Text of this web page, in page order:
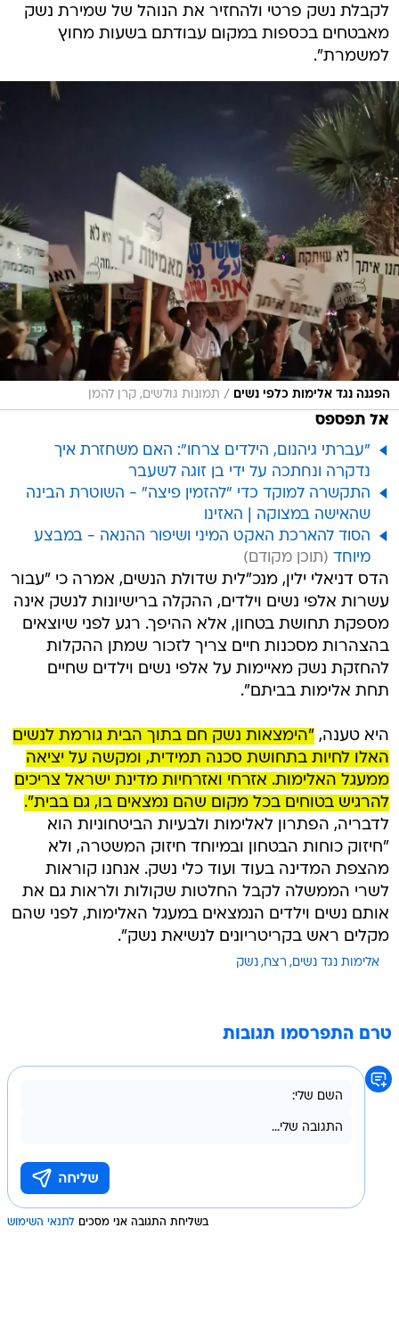
לקבלת נשק פרטי ולהחזיר את הנוהל של שמירת נשק
מאבטחים בכספות במקום עבודתם בשעות מחוץ
למשמרת".
הפגנה נגד אלימות כלפי נשים / תמונות גולשים, קרן להמן
אל תפספס
"עברתי גיהנום, הילדים צרחו": האם משחזרת איך
נדקרה ונחתכה על ידי בן זוגה לשעבר
התקשרה למוקד כדי "להזמין פיצה" - השוטרת הבינה
שהאישה במצוקה | האזינו
הסוד להארכת האקט המיני ושיפור ההנאה - במבצע
מיוחד
הדס דניאלי ילין, מנכ"לית שדולת הנשים, אמרה כי "עבור
עשרות אלפי נשים וילדים, ההקלה ברישיונות לנשק אינה
מספקת תחושת בטחון, אלא ההיפך. רגע לפני שיוצאים
בהצהרות מסכנות חיים צריך לזכור שמתן ההקלות
להחזקת נשק מאיימות על אלפי נשים וילדים שחיים
תחת אלימות בביתם".
היא טענה, "הימצאות נשק חם בתוך הבית גורמת לנשים
האלו לחיות בתחושת סכנה תמידית, ומקשה על יציאה
ממעגל האלימות. אזרחי ואזרחיות מדינת ישראל צריכים
להרגיש בטוחים בכל מקום שהם נמצאים בו, גם בבית".
לדבריה, הפתרון לאלימות ולבעיות הביטחוניות הוא
"חיזוק כוחות הבטחון ובמיוחד חיזוק המשטרה, ולא
מהצפת המדינה בעוד ועוד כלי נשק. אנחנו קוראות
לשרי הממשלה לקבל החלטות שקולות ולראות גם את
אותם נשים וילדים הנמצאים במעגל האלימות, לפני שהם
מקלים ראש בקריטריונים לנשיאת נשק".
אלימות נגד נשים רצח נשק
טרם התפרסמו תגובות
בשליחת התגובה אני מסכים לתנאי השימוש